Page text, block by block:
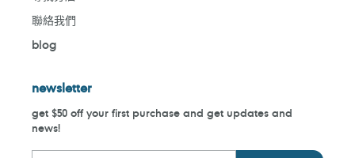
聯絡我們
blog
newsletter
get $50 off your first purchase and get updates and
news!